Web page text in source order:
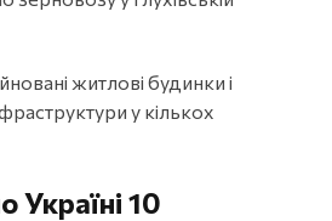
житлові будинки і
у кількох
Україні 10